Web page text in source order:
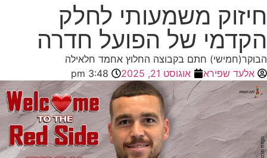
חיזוק משמעותי לחלק
הקדמי של הפועל חדרה
הבוקר(חמישי) חתם בקבוצה החלוץ אחמד חלאילה
אלעד שפירא
אוגוסט 21, 2025 3:48 pm